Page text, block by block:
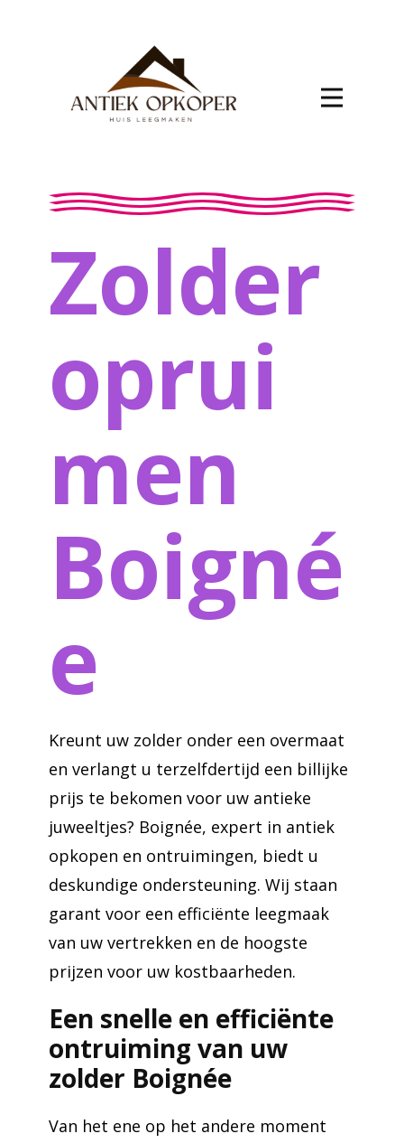
Zolder
oprui
men
Boigné
e
Kreunt uw zolder onder een overmaat
en verlangt u terzelfdertijd een billijke
prijs te bekomen voor uw antieke
juweeltjes? Boignée, expert in antiek
opkopen en ontruimingen, biedt u
deskundige ondersteuning. Wij staan
garant voor een efficiënte leegmaak
van uw vertrekken en de hoogste
prijzen voor uw kostbaarheden.
Een snelle en efficiënte
ontruiming van uw
zolder Boignée
Van het ene op het andere moment